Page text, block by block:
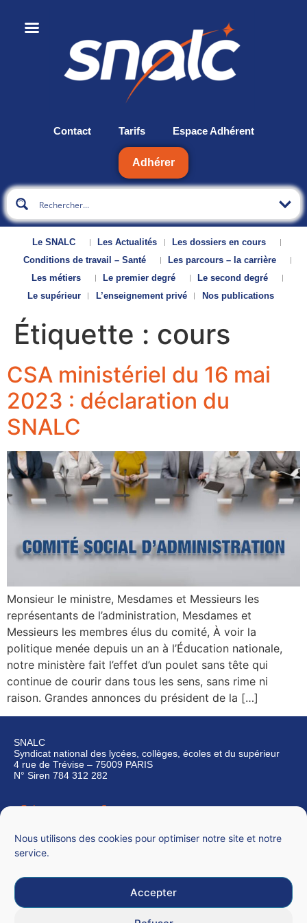
Nous utilisons des cookies pour optimiser notre site et notre
service.
Accepter
Contact Tarifs Espace Adhérent
Adhérer
Le SNALC Les Actualités
Les dossiers en cours
Conditions de travail – Santé
Les parcours – la carrière
Les métiers
Le premier degré
Le second degré
Le supérieur
L’enseignement privé Nos publications
Étiquette : cours
CSA ministériel du 16 mai
2023 : déclaration du
SNALC
Monsieur le ministre, Mesdames et Messieurs les
représentants de l’administration, Mesdames et
Messieurs les membres élus du comité, À voir la
politique menée depuis un an à l’Éducation nationale,
notre ministère fait l’effet d’un poulet sans tête qui
continue de courir dans tous les sens, sans rime ni
raison. Grandes annonces du président de la […]
SNALC
Syndicat national des lycées, collèges, écoles et du supérieur
4 rue de Trévise – 75009 PARIS
N° Siren 784 312 282
Qui sommes-nous ?